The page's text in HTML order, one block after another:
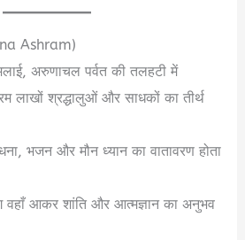
Ashram)
अरुणाचल पर्वत की तलहटी में
लाखों श्रद्धालुओं और साधकों का तीर्थ
भजन और मौन ध्यान का वातावरण होता
वहाँ आकर शांति और आत्मज्ञान का अनुभव